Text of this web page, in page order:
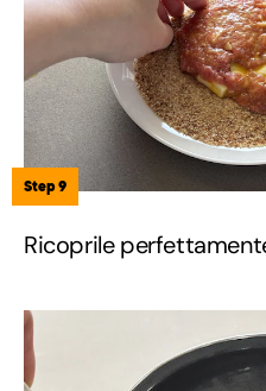
Step 9
Ricoprile